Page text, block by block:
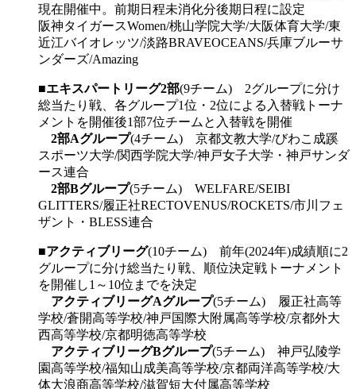
現在開催中。前期日程未消化分後期日程に設定
阪神タイガースWomen/桃山学院大学/大阪体育大学/東
近江バイオレッツ/淡路BRAVEOCEANS/兵庫ブルーサ
ンダーズ/Amazing
■エキスパートリーグ2部(9チーム) 2グループに分け
総当たり戦、各グループ1位・2位による入替戦トーナ
メントを開催後1部7位チームと入替戦を開催
2部Aグループ(4チーム) 京都文教大学/びわこ成蹊
スポーツ大学/関西学院大学/神戸女子大学・神戸サンダ
ース連合
2部Bグループ(5チーム) WELFARE/SEIBI
GLITTERS/履正社RECTOVENUS/ROCKETS/市川フェ
ザント・BLESS連合
■アクティブリーグ(10チーム) 前年(2024年)成績順に2
グループに分け総当たり戦、順位決定戦トーナメント
を開催し1～10位までを決定
アクティブリーグAグループ(5チーム) 履正社高等
学校/蒼開高等学校/神戸国際大附属高等学校/京都外大
西高等学校/京都明徳高等学校
アクティブリーグBグループ(5チーム) 神戸弘陵学
園高等学校/福知山成美高等学校/京都両洋高等学校/大
体大浪商高等学校/滋賀短大付属高等学校